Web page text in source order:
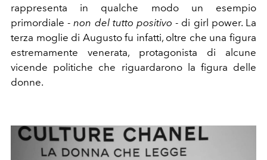
rappresenta in qualche modo un esempio
primordiale -non del tutto positivo- di girl power. La
terza moglie di Augusto fu infatti, oltre che una figura
estremamente venerata, protagonista di alcune
vicende politiche che riguardarono la figura delle
donne.